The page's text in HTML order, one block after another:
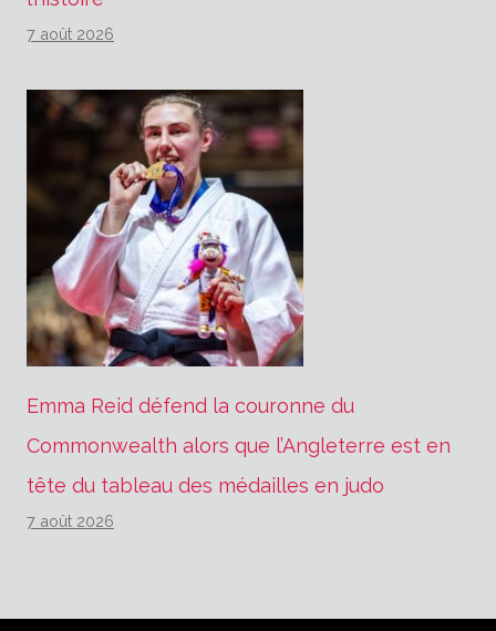
7 août 2026
Emma Reid défend la couronne du
Commonwealth alors que l’Angleterre est en
tête du tableau des médailles en judo
7 août 2026